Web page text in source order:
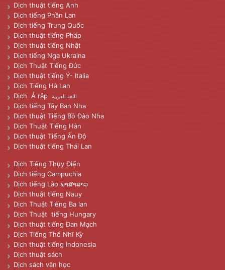
Dịch thuật tiếng Anh
Dịch tiếng Phần Lan
Dịch tiếng Trung Quốc
Dịch thuật tiếng Pháp
Dịch thuật tiếng Nhật
Dịch tiếng Nga Ukraina
Dịch Thuật Tiếng Đức
Dịch thuật tiếng Ý- Italia
Dịch Tiếng Hà Lan
Dịch Ả rập
اللغة العربية
Dịch tiếng Tây Ban Nha
Dịch thuật Tiếng Bồ Đào Nha
Dịch Thuật Tiếng Hàn
Dịch thuật Tiếng Ấn Độ
Dịch thuật tiếng Thái Lan
Dịch Tiếng Thụy Điển
Dịch tiếng Campuchia
Dịch tiếng Lào ພາສາລາວ
Dịch thuật tiếng Nauy
Dịch Thuật Tiếng Ba lan
Dịch Thuật tiếng Hungary
Dịch thuật tiếng Đan Mạch
Dịch Tiếng Thổ Nhĩ Kỳ
Dịch thuật tiếng Indonesia
Dịch thuật sách
Dịch sách văn học